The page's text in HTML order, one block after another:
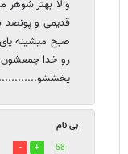
والا بهتر
قدیمی و پونصد
صبح میشینه
رو خدا جمعشون
بی نام
58